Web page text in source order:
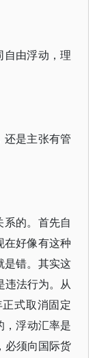
自由浮动，理
是主张有管
的。首先自
在好像有这种
是错。其实这
违法行为。从
式取消固定
，浮动汇率是
必须向国际货